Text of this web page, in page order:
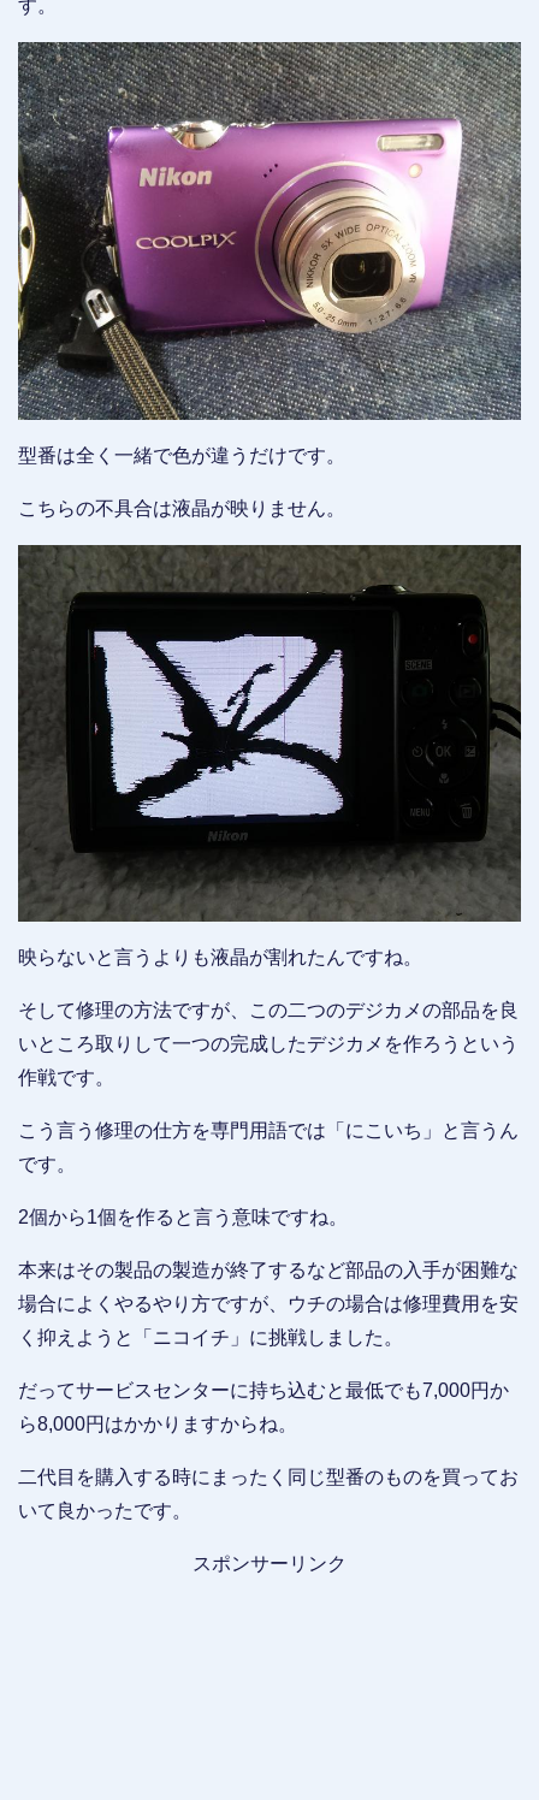
す。
型番は全く一緒で色が違うだけです。
こちらの不具合は液晶が映りません。
映らないと言うよりも液晶が割れたんですね。
そして修理の方法ですが、この二つのデジカメの部品を良
いところ取りして一つの完成したデジカメを作ろうという
作戦です。
こう言う修理の仕方を専門用語では「にこいち」と言うん
です。
2個から1個を作ると言う意味ですね。
本来はその製品の製造が終了するなど部品の入手が困難な
場合によくやるやり方ですが、ウチの場合は修理費用を安
く抑えようと「ニコイチ」に挑戦しました。
だってサービスセンターに持ち込むと最低でも7,000円か
ら8,000円はかかりますからね。
二代目を購入する時にまったく同じ型番のものを買ってお
いて良かったです。
スポンサーリンク